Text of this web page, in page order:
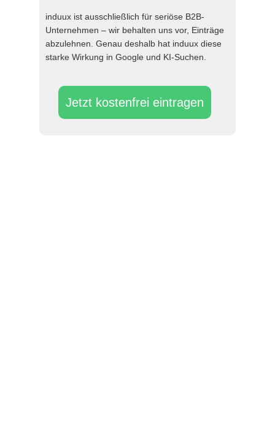
Jetzt kostenfrei eintragen
induux ist ausschließlich für seriöse B2B-
Unternehmen – wir behalten uns vor, Einträge
abzulehnen. Genau deshalb hat induux diese
starke Wirkung in Google und KI-Suchen.